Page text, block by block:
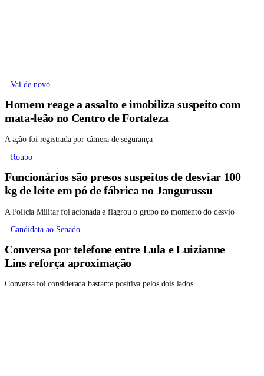
Vai de novo
Homem reage a assalto e imobiliza suspeito com
mata-leão no Centro de Fortaleza
A ação foi registrada por câmera de segurança
Roubo
Funcionários são presos suspeitos de desviar 100
kg de leite em pó de fábrica no Jangurussu
A Polícia Militar foi acionada e flagrou o grupo no momento do desvio
Candidata ao Senado
Conversa por telefone entre Lula e Luizianne
Lins reforça aproximação
Conversa foi considerada bastante positiva pelos dois lados